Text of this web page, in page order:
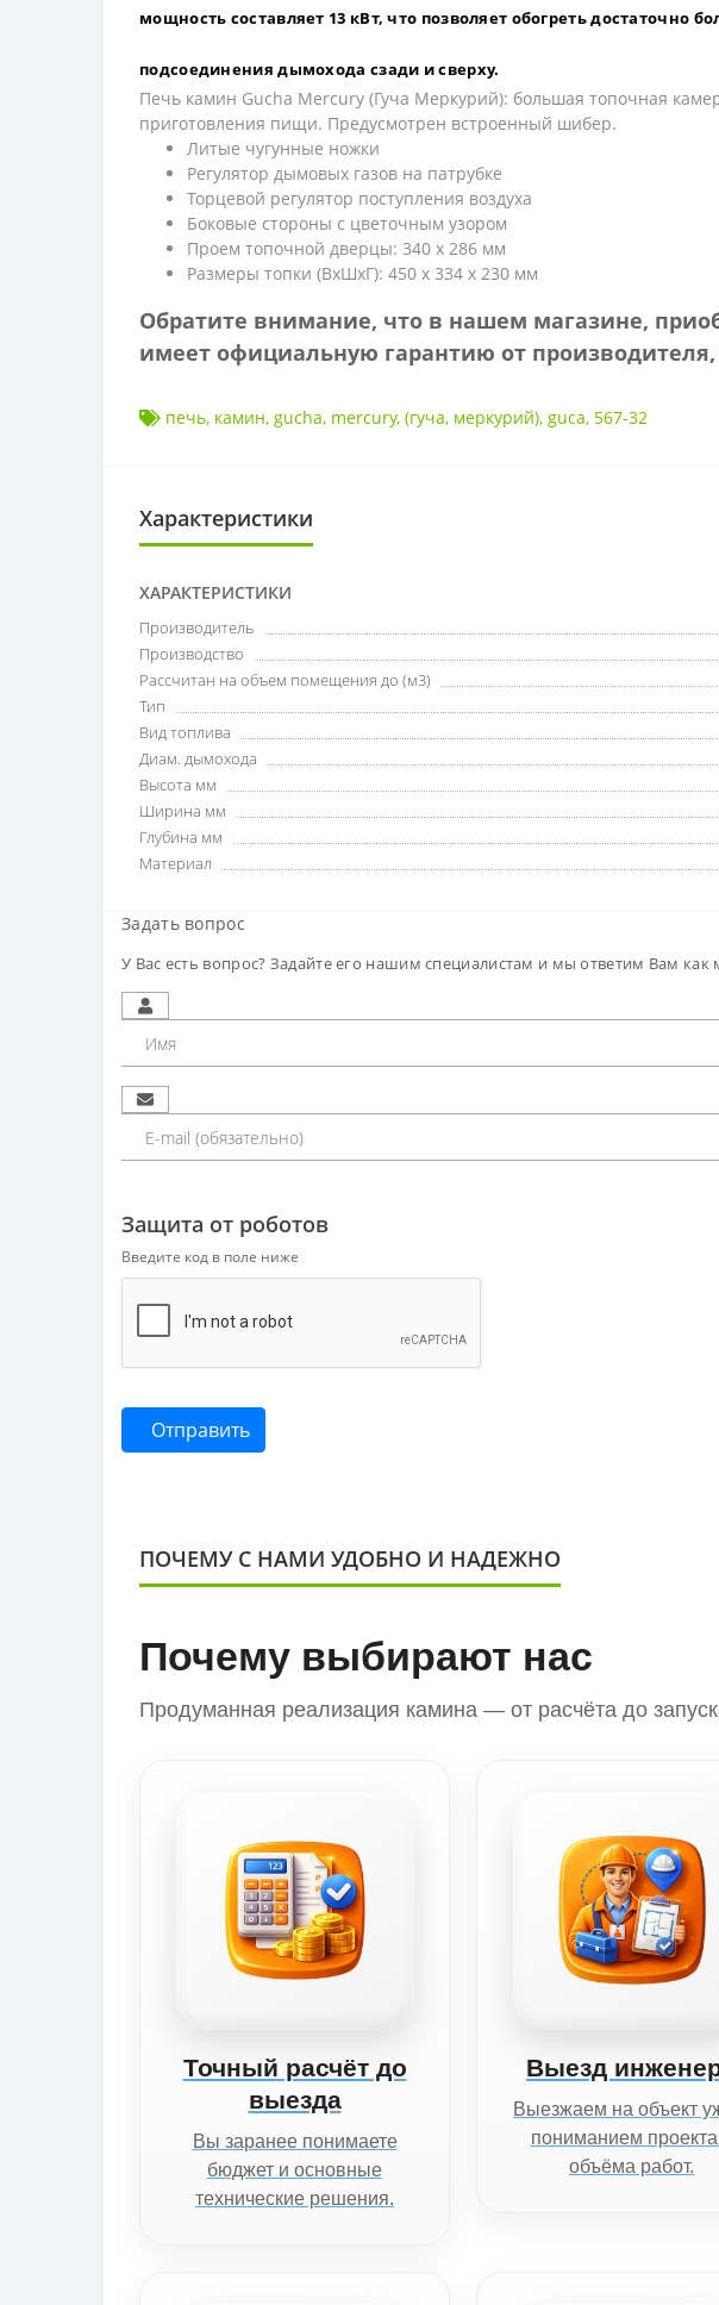
мощность составляет 13 кВт, что позволяет обогреть
подсоединения дымохода сзади и сверху.
Печь камин Gucha Mercury (Гуча Меркурий): большая топочная
приготовления пищи. Предусмотрен встроенный шибер.
Литые чугунные ножки
Регулятор дымовых газов на патрубке
Торцевой регулятор поступления воздуха
Боковые стороны с цветочным узором
Проем топочной дверцы: 340 х 286 мм
Размеры топки (ВхШхГ): 450 х 334 х 230 мм
Обратите внимание, что в нашем магазине,
имеет официальную гарантию от
печь, камин, gucha, mercury, (гуча, меркурий), guca, 567-32
Характеристики
ХАРАКТЕРИСТИКИ
Производитель
Производство
Рассчитан на объем помещения до (м3)
Тип
Вид топлива
Диам. дымохода
Высота мм
Ширина мм
Глубина мм
Материал
Задать вопрос
У Вас есть вопрос? Задайте его нашим специалистам и мы ответим Вам
Защита от роботов
Введите код в поле ниже
Отправить
ПОЧЕМУ С НАМИ УДОБНО И НАДЕЖНО
Почему выбирают нас
Продуманная реализация камина — от расчёта до
Точный расчёт до
выезда
Вы заранее понимаете
бюджет и основные
технические решения.
Выезд
Выезжаем на объект
пониманием
объёма работ.